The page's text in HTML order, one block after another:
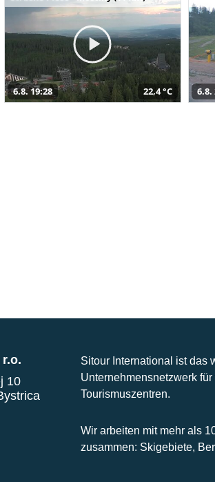
6.8. 19:28 22,4 °C 6.8.
10
Sitour International ist das
Unternehmensnetzwerk
Tourismuszentren.
Wir arbeiten mit mehr als
zusammen: Skigebiete,